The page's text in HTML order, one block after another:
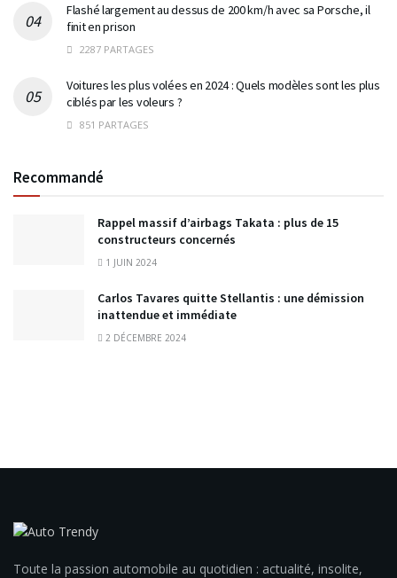
Flashé largement au dessus de 200 km/h avec sa Porsche, il
finit en prison
2287 PARTAGES
Voitures les plus volées en 2024 : Quels modèles sont les plus
ciblés par les voleurs ?
851 PARTAGES
Recommandé
Rappel massif d’airbags Takata : plus de 15
constructeurs concernés
1 JUIN 2024
Carlos Tavares quitte Stellantis : une démission
inattendue et immédiate
2 DÉCEMBRE 2024
Toute la passion automobile au quotidien : actualité, insolite,